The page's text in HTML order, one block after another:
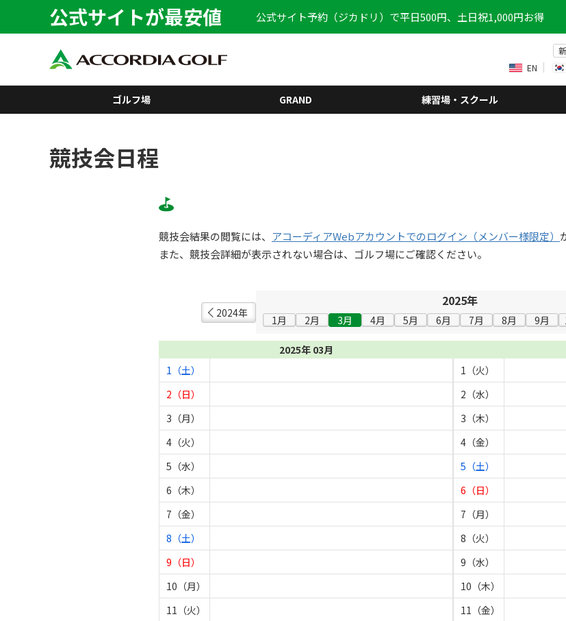
公式サイトが最安値 公式サイト予約（ジカドリ）で平日500円、土日祝1,000円お得
EN
ゴルフ場 GRAND 練習場・スクール
競技会日程
競技会結果の閲覧には、 アコーディアWebアカウントでのログイン（メンバー様限定）
また、競技会詳細が表示されない場合は、ゴルフ場にご確認ください。
2024年
2025年
1月 2月 3月 4月 5月 6月 7月 8月 9月
2025年 03月
1（土）
2（日）
3（月）
4（火）
5（水）
6（木）
7（金）
8（土）
9（日）
10（月）
11（火）
1（火）
2（水）
3（木）
4（金）
5（土）
6（日）
7（月）
8（火）
9（水）
10（木）
11（金）